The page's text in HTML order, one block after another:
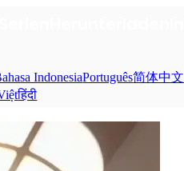
IndonesiaPortuguês简体中文
हिंदी